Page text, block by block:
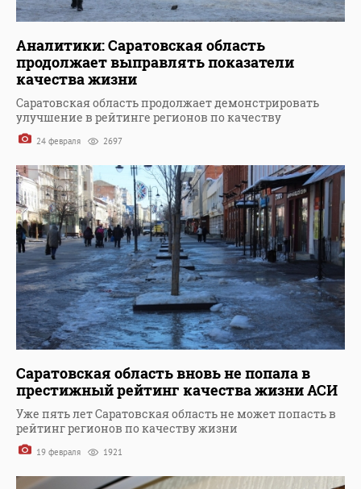
Аналитики: Саратовская область
продолжает выправлять показатели
качества жизни
Саратовская область продолжает демонстрировать
улучшение в рейтинге регионов по качеству
24 февраля 2697
Саратовская область вновь не попала в
престижный рейтинг качества жизни АСИ
Уже пять лет Саратовская область не может попасть в
рейтинг регионов по качеству жизни
19 февраля 1921